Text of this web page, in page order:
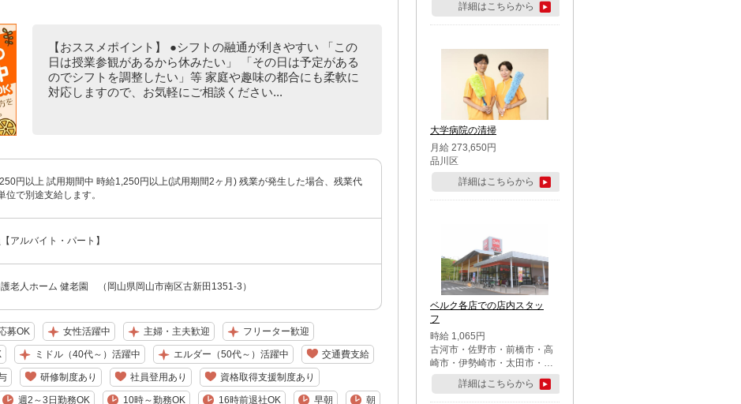
【おススメポイント】 ●シフトの融通が利きやすい 「この
日は授業参観があるから休みたい」 「その日は予定がある
のでシフトを調整したい」等 家庭や趣味の都合にも柔軟に
対応しますので、お気軽にご相談ください...
円以上 試用期間中 時給1,250円以上(試用期間2ヶ月) 残業が発生した場合、残業代
位で別途支給します。
アルバイト・パート】
老人ホーム 健老園 （岡山県岡山市南区古新田1351-3）
募OK 女性活躍中 主婦・主夫歓迎 フリーター歓迎
ミドル（40代～）活躍中 エルダー（50代～）活躍中 交通費支給
研修制度あり 社員登用あり 資格取得支援制度あり
週2～3日勤務OK 10時～勤務OK 16時前退社OK 早朝 朝
詳細はこちらから
大学病院の清掃
月給 273,650円
品川区
詳細はこちらから
ベルク各店での店内スタッ
フ
時給 1,065円
古河市・佐野市・前橋市・高
崎市・伊勢崎市・太田市・館
林市・藤岡市・大泉町・さい
たま市北区・川越市・熊谷
詳細はこちらから